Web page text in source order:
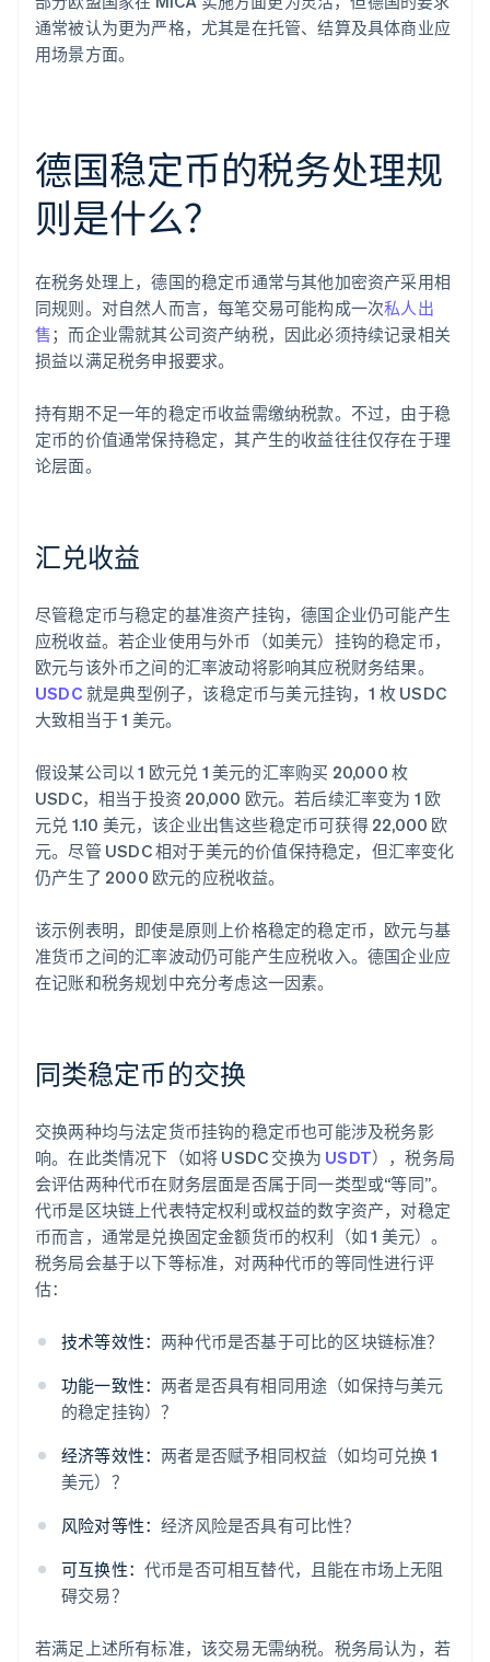
通常被认为更为严格，尤其是在托管、结算及具体商业应
用场景方面。
德国稳定币的税务处理规
则是什么？
在税务处理上，德国的稳定币通常与其他加密资产采用相
同规则。对自然人而言，每笔交易可能构成一次私人出
售；而企业需就其公司资产纳税，因此必须持续记录相关
损益以满足税务申报要求。
持有期不足一年的稳定币收益需缴纳税款。不过，由于稳
定币的价值通常保持稳定，其产生的收益往往仅存在于理
论层面。
汇兑收益
尽管稳定币与稳定的基准资产挂钩，德国企业仍可能产生
应税收益。若企业使用与外币（如美元）挂钩的稳定币，
欧元与该外币之间的汇率波动将影响其应税财务结果。
USDC 就是典型例子，该稳定币与美元挂钩，1 枚 USDC
大致相当于 1 美元。
假设某公司以 1 欧元兑 1 美元的汇率购买 20,000 枚
USDC，相当于投资 20,000 欧元。若后续汇率变为 1 欧
元兑 1.10 美元，该企业出售这些稳定币可获得 22,000 欧
元。尽管 USDC 相对于美元的价值保持稳定，但汇率变化
仍产生了 2000 欧元的应税收益。
该示例表明，即使是原则上价格稳定的稳定币，欧元与基
准货币之间的汇率波动仍可能产生应税收入。德国企业应
在记账和税务规划中充分考虑这一因素。
同类稳定币的交换
交换两种均与法定货币挂钩的稳定币也可能涉及税务影
响。在此类情况下（如将 USDC 交换为 USDT），税务局
会评估两种代币在财务层面是否属于同一类型或“等同”。
代币是区块链上代表特定权利或权益的数字资产，对稳定
币而言，通常是兑换固定金额货币的权利（如 1 美元）。
税务局会基于以下等标准，对两种代币的等同性进行评
估：
技术等效性： 两种代币是否基于可比的区块链标准？
功能一致性： 两者是否具有相同用途（如保持与美元
的稳定挂钩）？
经济等效性： 两者是否赋予相同权益（如均可兑换 1
美元）？
风险对等性：经济风险是否具有可比性？
可互换性： 代币是否可相互替代，且能在市场上无阻
碍交易？
若满足上述所有标准，该交易无需纳税。税务局认为，若